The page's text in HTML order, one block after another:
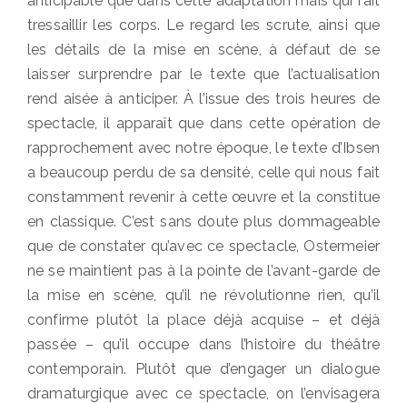
tressaillir les corps. Le regard les scrute, ainsi que
les détails de la mise en scène, à défaut de se
laisser surprendre par le texte que l’actualisation
rend aisée à anticiper. À l’issue des trois heures de
spectacle, il apparaît que dans cette opération de
rapprochement avec notre époque, le texte d’Ibsen
a beaucoup perdu de sa densité, celle qui nous fait
constamment revenir à cette œuvre et la constitue
en classique. C’est sans doute plus dommageable
que de constater qu’avec ce spectacle, Ostermeier
ne se maintient pas à la pointe de l’avant-garde de
la mise en scène, qu’il ne révolutionne rien, qu’il
confirme plutôt la place déjà acquise – et déjà
passée – qu’il occupe dans l’histoire du théâtre
contemporain. Plutôt que d’engager un dialogue
dramaturgique avec ce spectacle, on l’envisagera